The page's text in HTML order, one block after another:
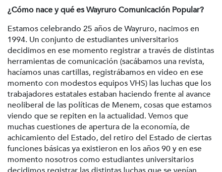
¿Cómo nace y qué es Wayruro Comunicación Popular?
Estamos celebrando 25 años de Wayruro, nacimos en
1994. Un conjunto de estudiantes universitarios
decidimos en ese momento registrar a través de distintas
herramientas de comunicación (sacábamos una revista,
hacíamos unas cartillas, registrábamos en video en ese
momento con modestos equipos VHS) las luchas que los
trabajadores estatales estaban haciendo frente al avance
neoliberal de las políticas de Menem, cosas que estamos
viendo que se repiten en la actualidad. Vemos que
muchas cuestiones de apertura de la economía, de
achicamiento del Estado, del retiro del Estado de ciertas
funciones básicas ya existieron en los años 90 y en ese
momento nosotros como estudiantes universitarios